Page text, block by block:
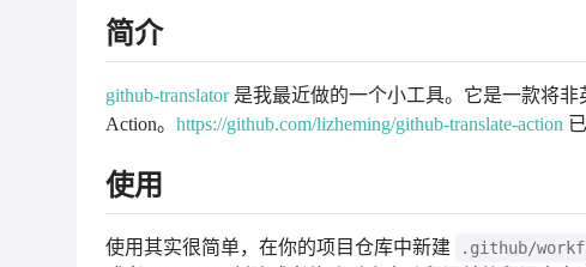
简介
github-translator是我最近做的一个小工具。它是一款将非
Action。 https://github.com/lizheming/github-translate-action
使用
使用其实很简单，在你的项目仓库中新建 .github/